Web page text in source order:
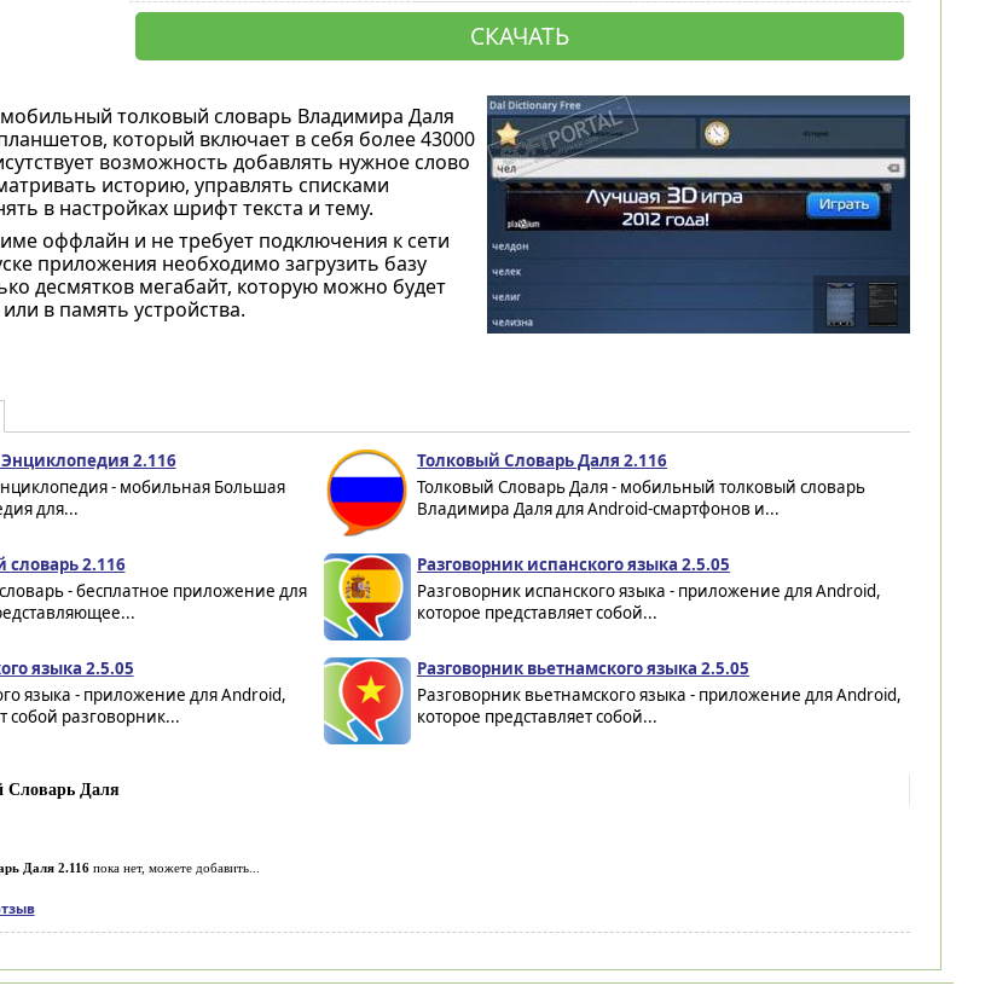
СКАЧАТЬ
толковый словарь Владимира Даля
который включает в себя более 43000
возможность добавлять нужное слово
историю, управлять списками
в настройках шрифт текста и тему.
оффлайн и не требует подключения к сети
приложения необходимо загрузить базу
десмятков мегабайт, которую можно будет
в память устройства.
2.116
- мобильная Большая
для...
Толковый Словарь Даля 2.116
Толковый Словарь Даля - мобильный толковый словарь
Владимира Даля для Android-смартфонов и...
словарь 2.116
- бесплатное приложение для
Разговорник испанского языка 2.5.05
Разговорник испанского языка - приложение для Android,
которое представляет собой...
языка 2.5.05
языка - приложение для Android,
собой разговорник...
Разговорник вьетнамского языка 2.5.05
Разговорник вьетнамского языка - приложение для Android,
которое представляет собой...
Даля
Даля 2.116пока нет, можете добавить...